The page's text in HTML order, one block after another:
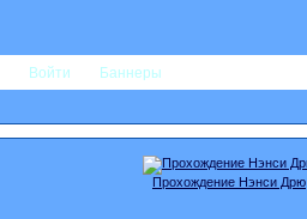
Войти Баннеры
Прохождение Нэнси Дрю